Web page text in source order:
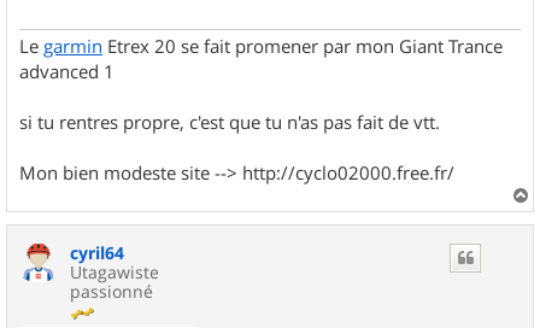
Le garmin Etrex 20 se fait promener par mon Giant Trance
advanced 1
si tu rentres propre, c'est que tu n'as pas fait de vtt.
Mon bien modeste site --> http://cyclo02000.free.fr/
a
cyril64
Utagawiste
passionné